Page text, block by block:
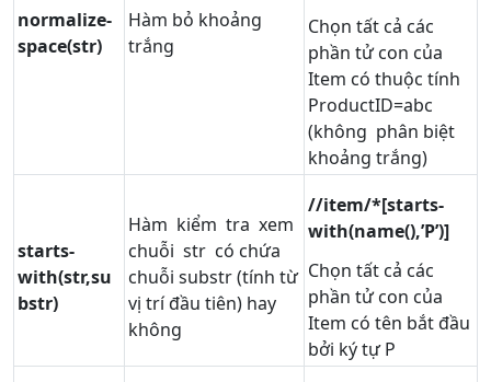
normalize-
space(str)
Hàm bỏ khoảng
trắng
Chọn tất cả các
phần tử con của
Item có thuộc tính
ProductID=abc
(không phân biệt
khoảng trắng)
starts-
with(str,su
bstr)
Hàm kiểm tra xem
chuỗi str có chứa
chuỗi substr (tính từ
vị trí đầu tiên) hay
không
//item/*[starts-
with(name(),’P’)]
Chọn tất cả các
phần tử con của
Item có tên bắt đầu
bởi ký tự P